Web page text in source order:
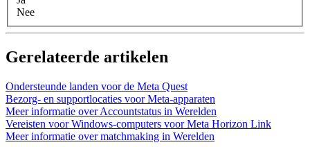
Nee
Gerelateerde artikelen
Ondersteunde landen voor de Meta Quest
Bezorg- en supportlocaties voor Meta-apparaten
Meer informatie over Accountstatus in Werelden
Vereisten voor Windows-computers voor Meta Horizon Link
Meer informatie over matchmaking in Werelden